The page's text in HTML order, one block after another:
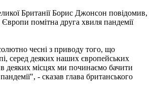
Британії Борис Джонсон повідомив,
помітна друга хвиля пандемії
чесні з приводу того, що
серед деяких наших європейських
деяких місцях ми починаємо бачити
- сказав глава британського